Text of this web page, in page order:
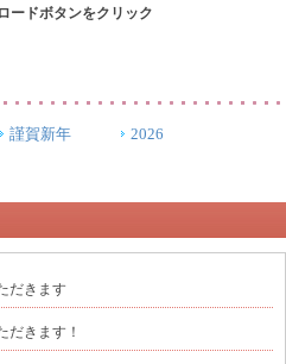
ードボタンをクリック
謹賀新年
2026
だきます
だきます！